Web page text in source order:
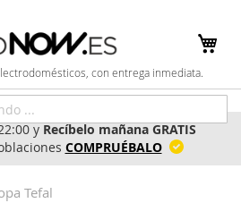
con entrega inmediata.
yRecíbelo mañana GRATIS
COMPRUÉBALO
Tefal